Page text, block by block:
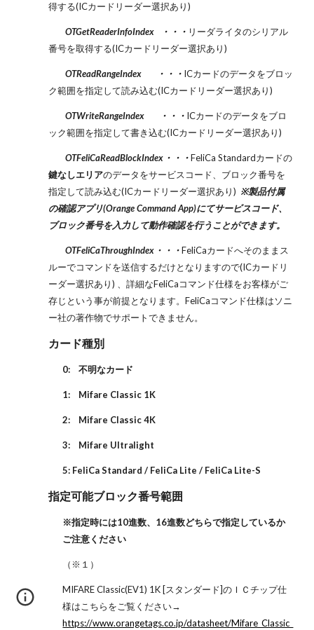
得する(ICカードリーダー選択あり)
OTGetReaderInfoIndex ・・・ リーダライタのシリアル
番号を取得する(ICカードリーダー選択あり)
OTReadRangeIndex ・・・ ICカードのデータをブロッ
ク範囲を指定して読み込む(ICカードリーダー選択あり)
OTWriteRangeIndex ・・・ ICカードのデータをブロ
ック範囲を指定して書き込む(ICカードリーダー選択あり)
OTFeliCaReadBlockIndex・・・FeliCa Standardカードの
鍵なしエリアのデータをサービスコード、ブロック番号を
指定して読み込む(ICカードリーダー選択あり) ※製品付属
の確認アプリ(Orange Command App)にてサービスコード、
ブロック番号を入力して動作確認を行うことができます。
OTFeliCaThroughIndex・・・FeliCaカードへそのままス
ルーでコマンドを送信するだけとなりますので(ICカードリ
ーダー選択あり) 、詳細なFeliCaコマンド仕様をお客様がご
存じという事が前提となります。FeliCaコマンド仕様はソニ
ー社の著作物でサポートできません。
カード種別
0: 不明なカード
1: Mifare Classic 1K
2: Mifare Classic 4K
3: Mifare Ultralight
5: FeliCa Standard / FeliCa Lite / FeliCa Lite-S
指定可能ブロック番号範囲
※指定時には10進数、16進数どちらで指定しているか
ご注意ください
（※１）
MIFARE Classic(EV1) 1K [スタンダード]のＩＣチップ仕
様はこちらをご覧ください→
https://www.orangetags.co.jp/datasheet/Mifare_Classic_